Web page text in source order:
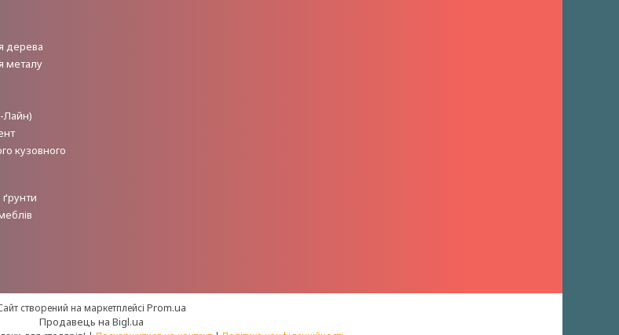
дерева
металу
Лайн)
кузовного
створений на маркетплейсі Prom.ua
Продавець на Bigl.ua